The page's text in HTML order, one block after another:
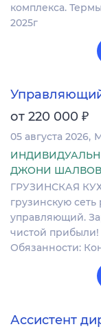
комплекса.
2025г
от 220 000 ₽
05 августа 2026
ДЖОНИ
ГРУЗИНСКАЯ
грузинскую сеть
управляющий.
чистой
Обязанности:
Ассистент